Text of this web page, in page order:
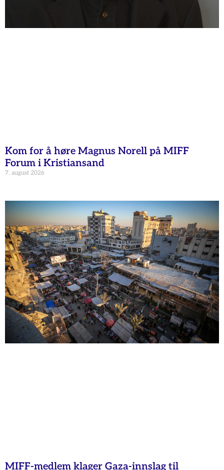
Kom for å høre Magnus Norell på MIFF
Forum i Kristiansand
7. august 2026
MIFF-medlem klager Gaza-innslag til